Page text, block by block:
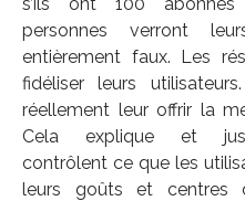
personnes verront
entièrement faux. Les
fidéliser leurs
réellement leur offrir la
Cela explique et
contrôlent ce que les
leurs goûts et centres